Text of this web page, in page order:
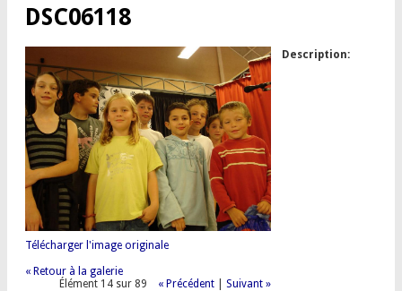
DSC06118
Télécharger l'image originale
« Retour à la galerie
Élément 14 sur 89
« Précédent |Suivant »
Description: